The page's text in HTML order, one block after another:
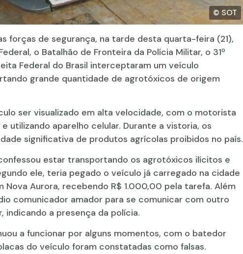
© SOT
forças de segurança, na tarde desta quarta-feira (21),
o Batalhão de Fronteira da Polícia Militar, o 31º
Federal do Brasil interceptaram um veículo
grande quantidade de agrotóxicos de origem
ser visualizado em alta velocidade, com o motorista
utilizando aparelho celular. Durante a vistoria, os
significativa de produtos agrícolas proibidos no país.
estar transportando os agrotóxicos ilícitos e
ele, teria pegado o veículo já carregado na cidade
Aurora, recebendo R$ 1.000,00 pela tarefa. Além
comunicador amador para se comunicar com outro
a presença da polícia.
a funcionar por alguns momentos, com o batedor
do veículo foram constatadas como falsas.